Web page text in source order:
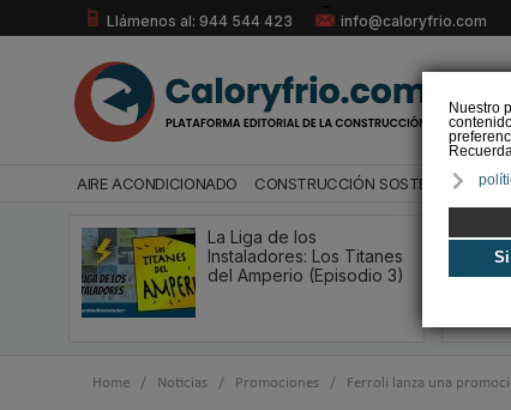
Nuestro
Llámenos al: 944 544 423 info@caloryfrio.com
AIRE ACONDICIONADO CONSTRUCCIÓN SOSTENIBLE
La Liga de los
Instaladores: Los Titanes
del Amperio (Episodio 3)
Home / Noticias / Promociones / Ferroli lanza una